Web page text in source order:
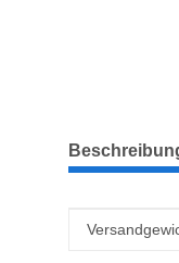
weitere
Wert